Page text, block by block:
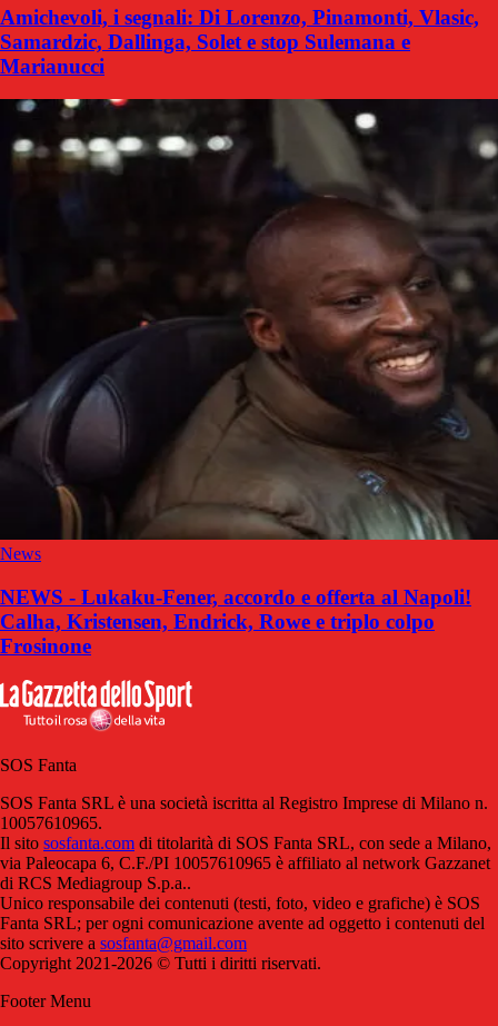
Amichevoli, i segnali: Di Lorenzo, Pinamonti, Vlasic,
Samardzic, Dallinga, Solet e stop Sulemana e
Marianucci
News
NEWS - Lukaku-Fener, accordo e offerta al Napoli!
Calha, Kristensen, Endrick, Rowe e triplo colpo
Frosinone
SOS Fanta
SOS Fanta SRL è una società iscritta al Registro Imprese di Milano n.
10057610965.
Il sito sosfanta.com di titolarità di SOS Fanta SRL, con sede a Milano,
via Paleocapa 6, C.F./PI 10057610965 è affiliato al network Gazzanet
di RCS Mediagroup S.p.a..
Unico responsabile dei contenuti (testi, foto, video e grafiche) è SOS
Fanta SRL; per ogni comunicazione avente ad oggetto i contenuti del
sito scrivere a sosfanta@gmail.com
Copyright 2021-2026 © Tutti i diritti riservati.
Footer Menu